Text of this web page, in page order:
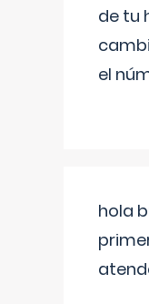
de tu
el
hola